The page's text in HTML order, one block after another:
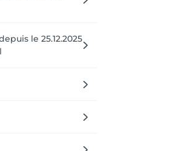
le 25.12.2025